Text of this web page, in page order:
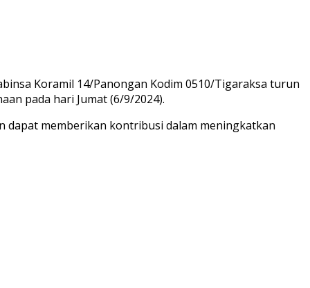
Koramil 14/Panongan Kodim 0510/Tigaraksa turun
pada hari Jumat (6/9/2024).
dapat memberikan kontribusi dalam meningkatkan